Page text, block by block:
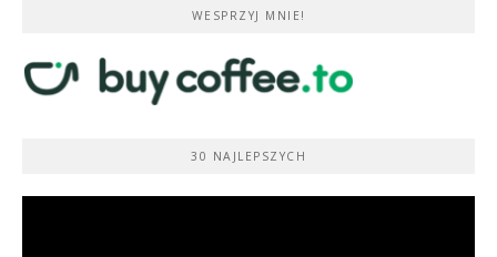
WESPRZYJ MNIE!
30 NAJLEPSZYCH